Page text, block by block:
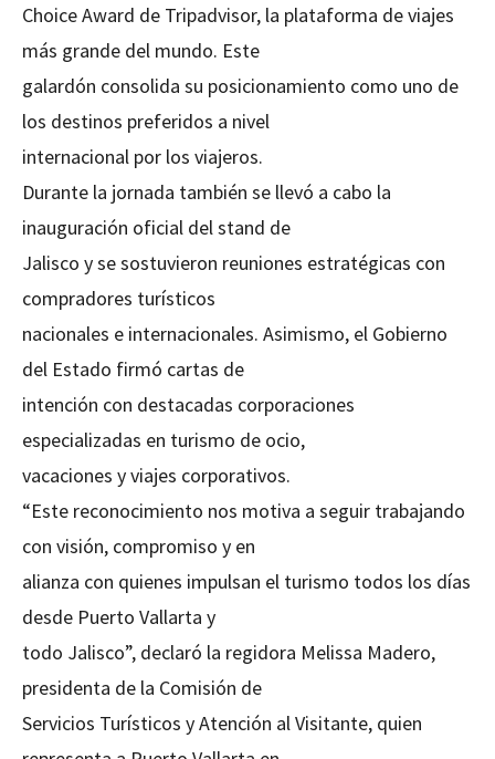
Choice Award de Tripadvisor, la plataforma de viajes
más grande del mundo. Este
galardón consolida su posicionamiento como uno de
los destinos preferidos a nivel
internacional por los viajeros.
Durante la jornada también se llevó a cabo la
inauguración oficial del stand de
Jalisco y se sostuvieron reuniones estratégicas con
compradores turísticos
nacionales e internacionales. Asimismo, el Gobierno
del Estado firmó cartas de
intención con destacadas corporaciones
especializadas en turismo de ocio,
vacaciones y viajes corporativos.
“Este reconocimiento nos motiva a seguir trabajando
con visión, compromiso y en
alianza con quienes impulsan el turismo todos los días
desde Puerto Vallarta y
todo Jalisco”, declaró la regidora Melissa Madero,
presidenta de la Comisión de
Servicios Turísticos y Atención al Visitante, quien